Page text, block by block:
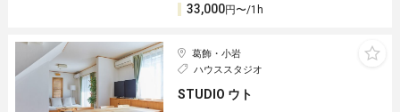
33,000円〜/1h
葛飾・小岩
ハウススタジオ
STUDIO ウト